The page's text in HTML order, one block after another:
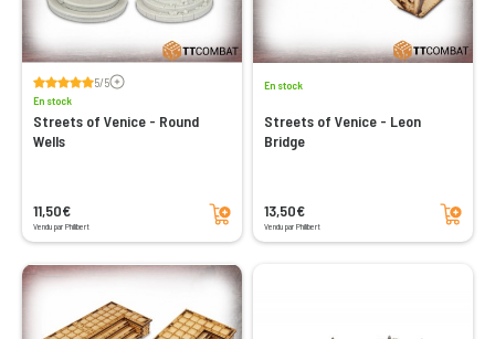
5/5Voir les avis
En stock
Streets of Venice - Round
Wells
11,50€
Vendu par Philibert
Ajouter au panier
En stock
Streets of Venice - Leon
Bridge
13,50€
Vendu par Philibert
Ajouter au panier